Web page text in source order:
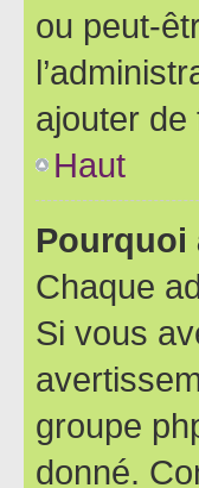
ou peut-
ajouter
Haut
Pourquoi
Chaque
Si vous
groupe
donné.